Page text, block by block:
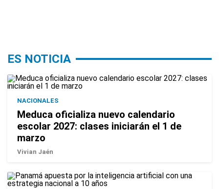
ES NOTICIA
NACIONALES
Meduca oficializa nuevo calendario
escolar 2027: clases iniciarán el 1 de
marzo
Vivian Jaén